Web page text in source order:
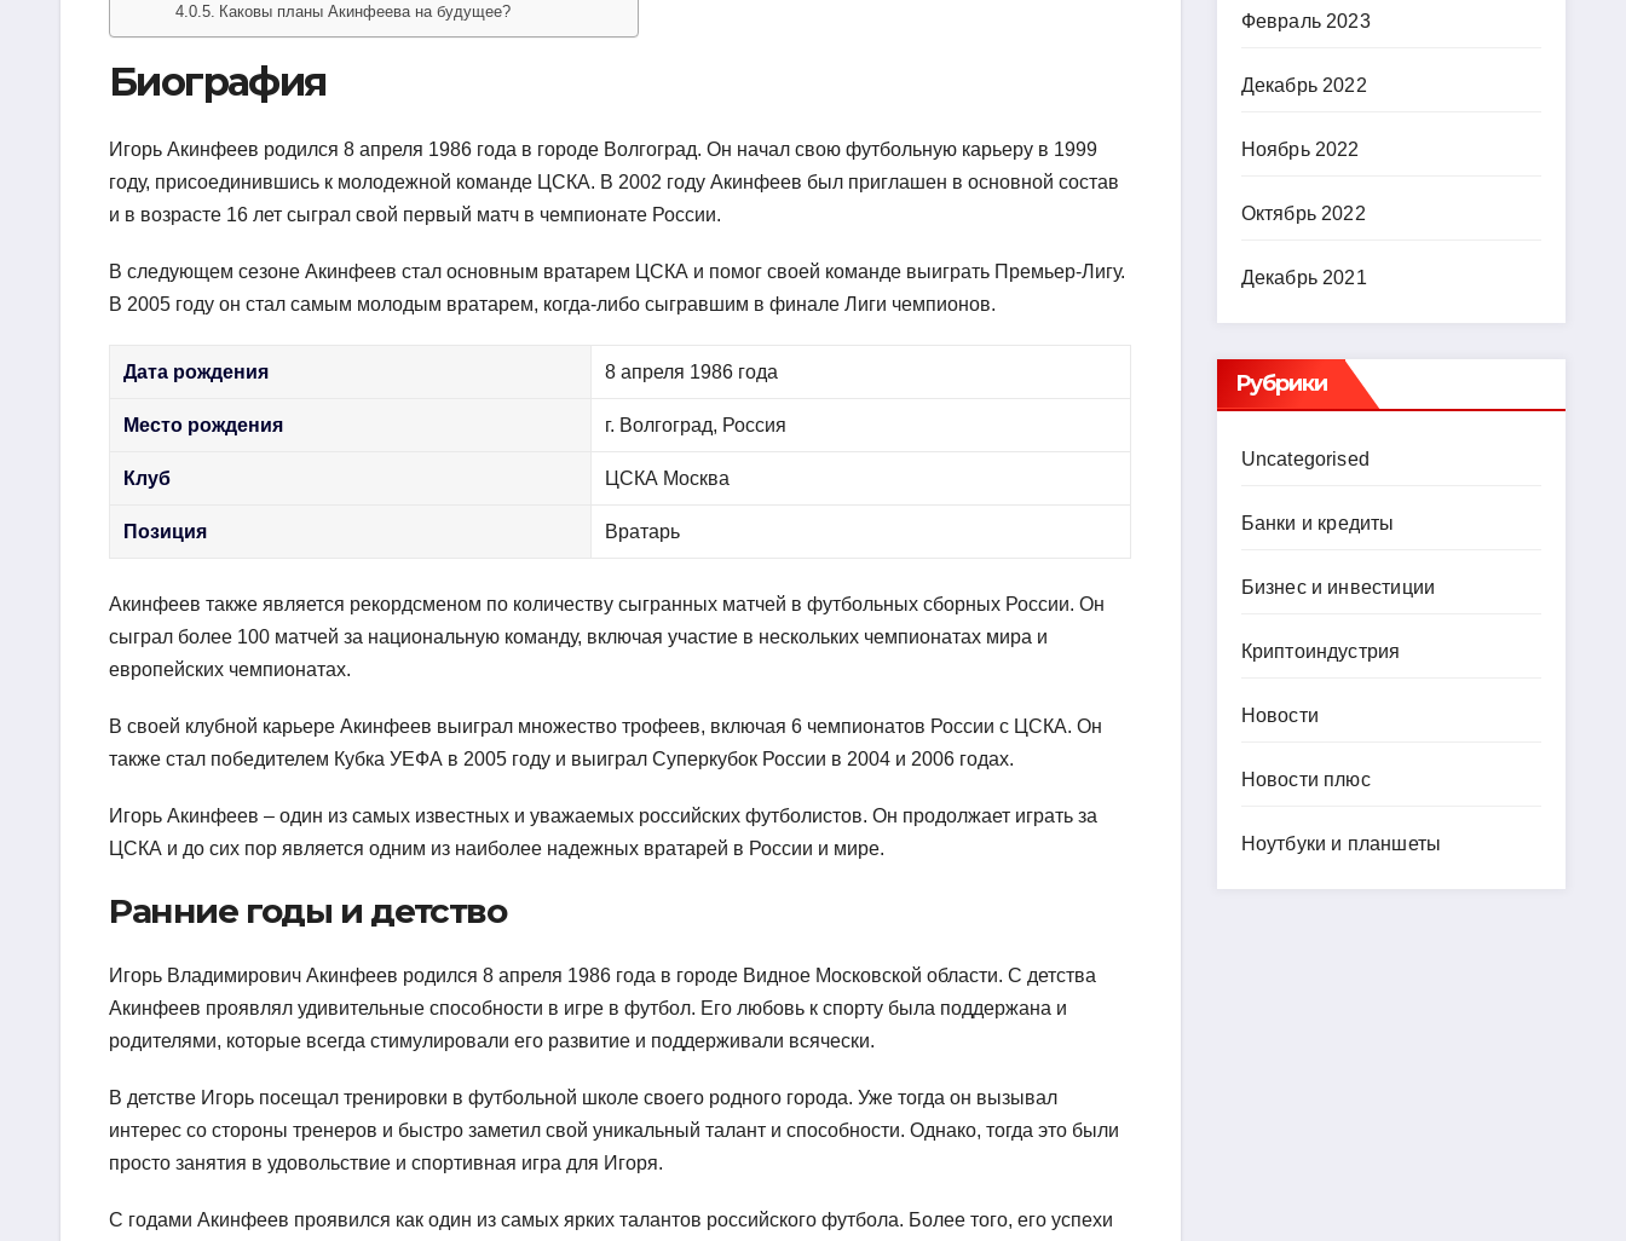
Каковы планы Акинфеева на будущее?
Биография
Игорь Акинфеев родился 8 апреля 1986 года в городе Волгоград. Он начал свою футбольную карьеру в 1999
году, присоединившись к молодежной команде ЦСКА. В 2002 году Акинфеев был приглашен в основной состав
и в возрасте 16 лет сыграл свой первый матч в чемпионате России.
В следующем сезоне Акинфеев стал основным вратарем ЦСКА и помог своей команде выиграть Премьер-Лигу.
В 2005 году он стал самым молодым вратарем, когда-либо сыгравшим в финале Лиги чемпионов.
Дата рождения 8 апреля 1986 года
Место рождения г. Волгоград, Россия
Клуб ЦСКА Москва
Позиция Вратарь
Акинфеев также является рекордсменом по количеству сыгранных матчей в футбольных сборных России. Он
сыграл более 100 матчей за национальную команду, включая участие в нескольких чемпионатах мира и
европейских чемпионатах.
В своей клубной карьере Акинфеев выиграл множество трофеев, включая 6 чемпионатов России с ЦСКА. Он
также стал победителем Кубка УЕФА в 2005 году и выиграл Суперкубок России в 2004 и 2006 годах.
Игорь Акинфеев – один из самых известных и уважаемых российских футболистов. Он продолжает играть за
ЦСКА и до сих пор является одним из наиболее надежных вратарей в России и мире.
Ранние годы и детство
Игорь Владимирович Акинфеев родился 8 апреля 1986 года в городе Видное Московской области. С детства
Акинфеев проявлял удивительные способности в игре в футбол. Его любовь к спорту была поддержана и
родителями, которые всегда стимулировали его развитие и поддерживали всячески.
В детстве Игорь посещал тренировки в футбольной школе своего родного города. Уже тогда он вызывал
интерес со стороны тренеров и быстро заметил свой уникальный талант и способности. Однако, тогда это были
просто занятия в удовольствие и спортивная игра для Игоря.
С годами Акинфеев проявился как один из самых ярких талантов российского футбола. Более того, его успехи
Февраль 2023
Декабрь 2022
Ноябрь 2022
Октябрь 2022
Декабрь 2021
Рубрики
Uncategorised
Банки и кредиты
Бизнес и инвестиции
Криптоиндустрия
Новости
Новости плюс
Ноутбуки и планшеты